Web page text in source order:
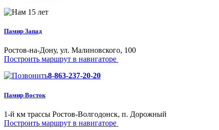
Памир Запад
Ростов-на-Дону, ул. Малиновского, 100
Построить маршрут в навигаторе
8-863-237-20-20
Памир Восток
1-й км трассы Ростов-Волгодонск, п. Дорожный
Построить маршрут в навигаторе